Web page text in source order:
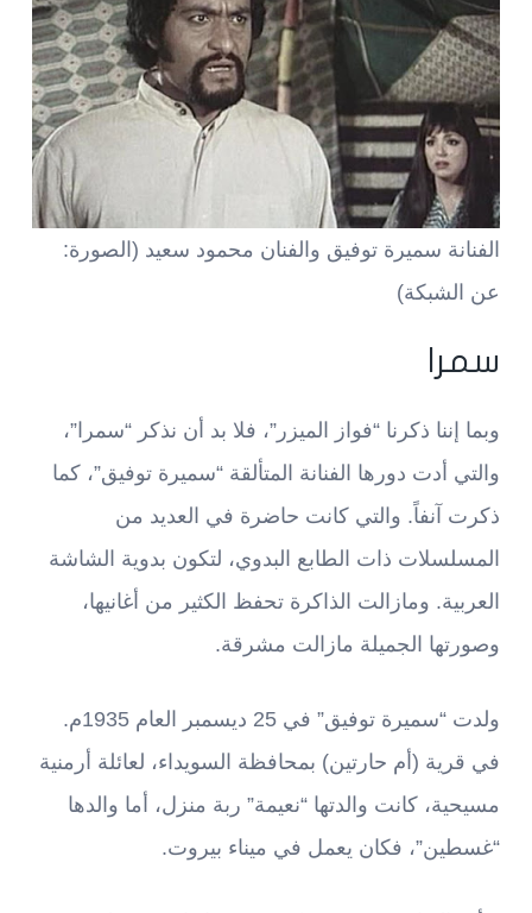
الفنانة سميرة توفيق والفنان محمود سعيد (الصورة:
عن الشبكة)
سمرا
وبما إننا ذكرنا “فواز الميزر”، فلا بد أن نذكر “سمرا”،
والتي أدت دورها الفنانة المتألقة “سميرة توفيق”، كما
ذكرت آنفاً. والتي كانت حاضرة في العديد من
المسلسلات ذات الطابع البدوي، لتكون بدوية الشاشة
العربية. ومازالت الذاكرة تحفظ الكثير من أغانيها،
وصورتها الجميلة مازالت مشرقة.
ولدت “سميرة توفيق” في 25 ديسمبر العام 1935م.
في قرية (أم حارتين) بمحافظة السويداء، لعائلة أرمنية
مسيحية، كانت والدتها “نعيمة” ربة منزل، أما والدها
“غسطين”، فكان يعمل في ميناء بيروت.